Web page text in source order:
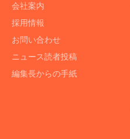
会社案内
採用情報
お問い合わせ
ニュース読者投稿
編集長からの手紙